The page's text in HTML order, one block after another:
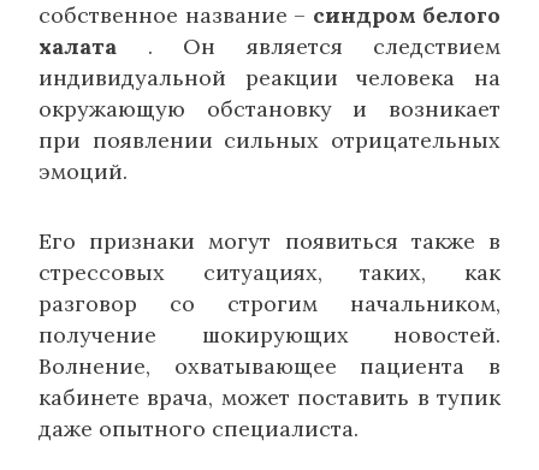
собственное название – синдром белого
халата . Он является следствием
индивидуальной реакции человека на
окружающую обстановку и возникает
при появлении сильных отрицательных
эмоций.
Его признаки могут появиться также в
стрессовых ситуациях, таких, как
разговор со строгим начальником,
получение шокирующих новостей.
Волнение, охватывающее пациента в
кабинете врача, может поставить в тупик
даже опытного специалиста.